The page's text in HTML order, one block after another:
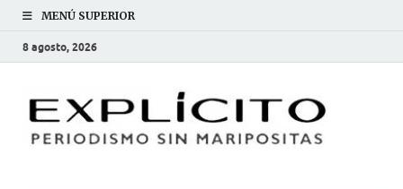
MENÚ SUPERIOR
8 agosto, 2026